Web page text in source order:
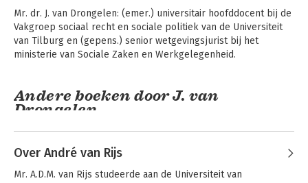
Mr. dr. J. van Drongelen: (emer.) universitair hoofddocent bij de
Vakgroep sociaal recht en sociale politiek van de Universiteit
van Tilburg en (gepens.) senior wetgevingsjurist bij het
ministerie van Sociale Zaken en Werkgelegenheid.
Andere boeken door J. van
Drongelen
Over André van Rijs
Mr. A.D.M. van Rijs studeerde aan de Universiteit van